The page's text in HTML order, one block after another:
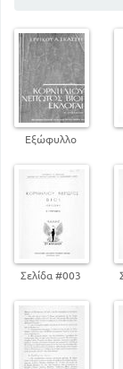
Πίνακας
Λεξιλόγιο
Εξώφυλλο
Σελίδα #003